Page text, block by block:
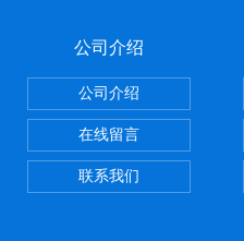
公司介绍
公司介绍
在线留言
联系我们